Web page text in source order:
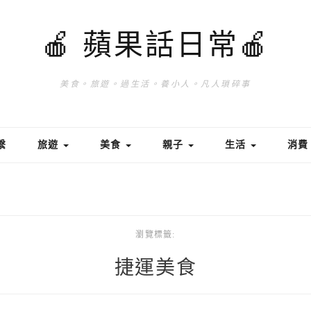
🍎 蘋果話日常🍎
美食。旅遊。過生活。養小人。凡人瑣碎事
旅遊 美食 親子 生活 消費
瀏覽標籤:
捷運美食